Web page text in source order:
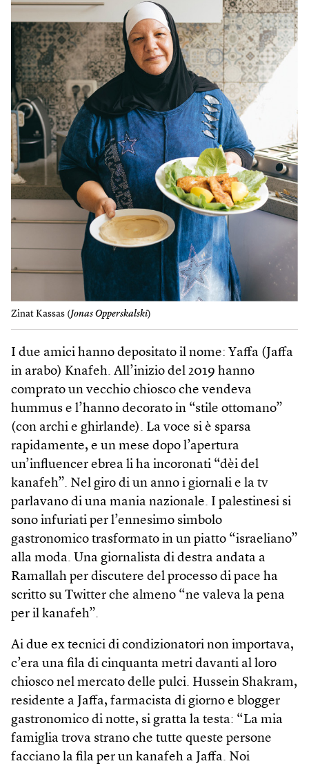
Zinat Kassas (Jonas Opperskalski)
I due amici hanno depositato il nome: Yaffa (Jaffa
in arabo) Knafeh. All’inizio del 2019 hanno
comprato un vecchio chiosco che vendeva
hummus e l’hanno decorato in “stile ottomano”
(con archi e ghirlande). La voce si è sparsa
rapidamente, e un mese dopo l’apertura
un’influencer ebrea li ha incoronati “dèi del
kanafeh”. Nel giro di un anno i giornali e la tv
parlavano di una mania nazionale. I palestinesi si
sono infuriati per l’ennesimo simbolo
gastronomico trasformato in un piatto “israeliano”
alla moda. Una giornalista di destra andata a
Ramallah per discutere del processo di pace ha
scritto su Twitter che almeno “ne valeva la pena
per il kanafeh”.
Ai due ex tecnici di condizionatori non importava,
c’era una fila di cinquanta metri davanti al loro
chiosco nel mercato delle pulci. Hussein Shakram,
residente a Jaffa, farmacista di giorno e blogger
gastronomico di notte, si gratta la testa: “La mia
famiglia trova strano che tutte queste persone
facciano la fila per un kanafeh a Jaffa. Noi